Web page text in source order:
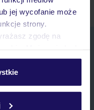
jej wycofanie może
strony.
zgodę na
w zakładkę
cookie znajdziesz